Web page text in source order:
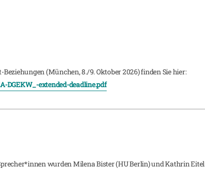
(München, 8./9. Oktober 2026) finden Sie hier:
extended-deadline.pdf
wurden Milena Bister (HU Berlin) und Kathrin Eitel